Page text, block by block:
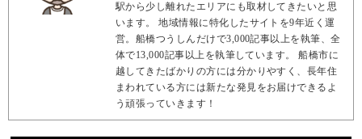
駅から少し離れたエリアにも取材してきたいと思
います。 地域情報に特化したサイトを9年近く運
営。船橋つうしんだけで3,000記事以上を執筆、全
体で13,000記事以上を執筆しています。 船橋市に
越してきたばかりの方には分かりやすく、長年住
まわれている方には新たな発見をお届けできるよ
う頑張っていきます！